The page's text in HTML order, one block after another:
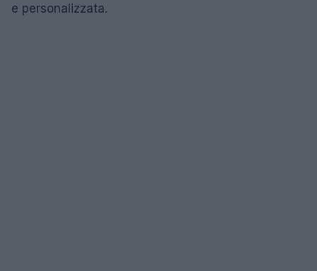
e personalizzata.